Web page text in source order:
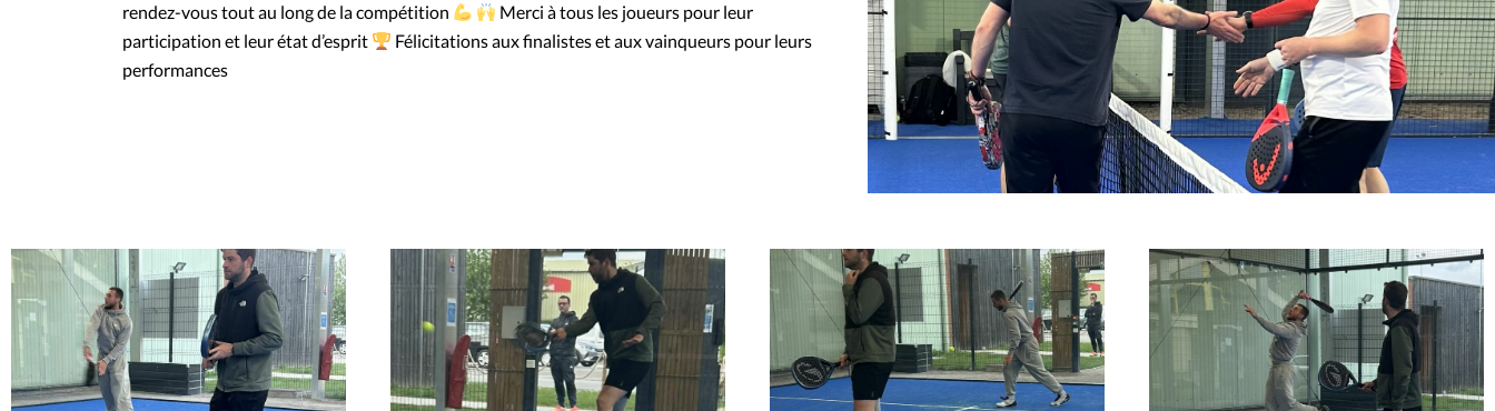
rendez-vous tout au long de la compétition
Merci à tous les joueurs pour leur
participation et leur état d’esprit
Félicitations aux finalistes et aux vainqueurs pour leurs
performances